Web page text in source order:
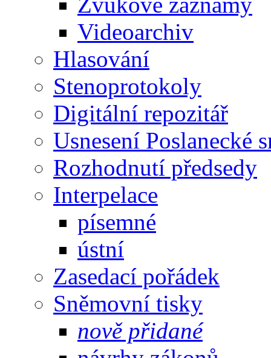
Videoarchiv
Hlasování
Stenoprotokoly
Digitální repozitář
Usnesení Poslanecké
Rozhodnutí předsedy
Interpelace
písemné
ústní
Zasedací pořádek
Sněmovní tisky
nově přidané